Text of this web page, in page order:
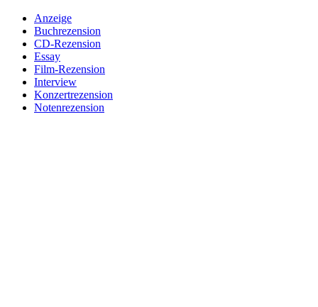
Anzeige
Buchrezension
CD-Rezension
Essay
Film-Rezension
Interview
Konzertrezension
Notenrezension